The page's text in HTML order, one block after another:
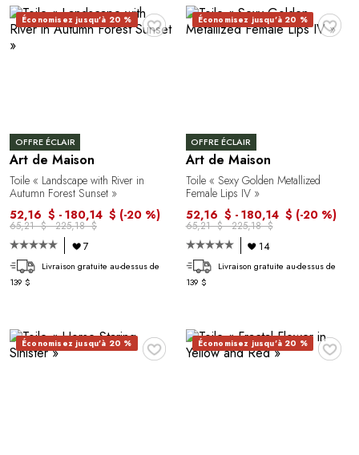
♥
Économisez jusqu'à 20 %
OFFRE ÉCLAIR
Art de Maison
Toile « Landscape with River in
Autumn Forest Sunset »
52,16 $ - 180,14 $ (-20 %)
65,21 $ - 225,18 $
7
Livraison gratuite au-dessus de
139 $
♥
Économisez jusqu'à 20 %
OFFRE ÉCLAIR
Art de Maison
Toile « Sexy Golden Metallized
Female Lips IV »
52,16 $ - 180,14 $ (-20 %)
65,21 $ - 225,18 $
14
Livraison gratuite au-dessus de
139 $
♥
Économisez jusqu'à 20 % ♥
Économisez jusqu'à 20 %